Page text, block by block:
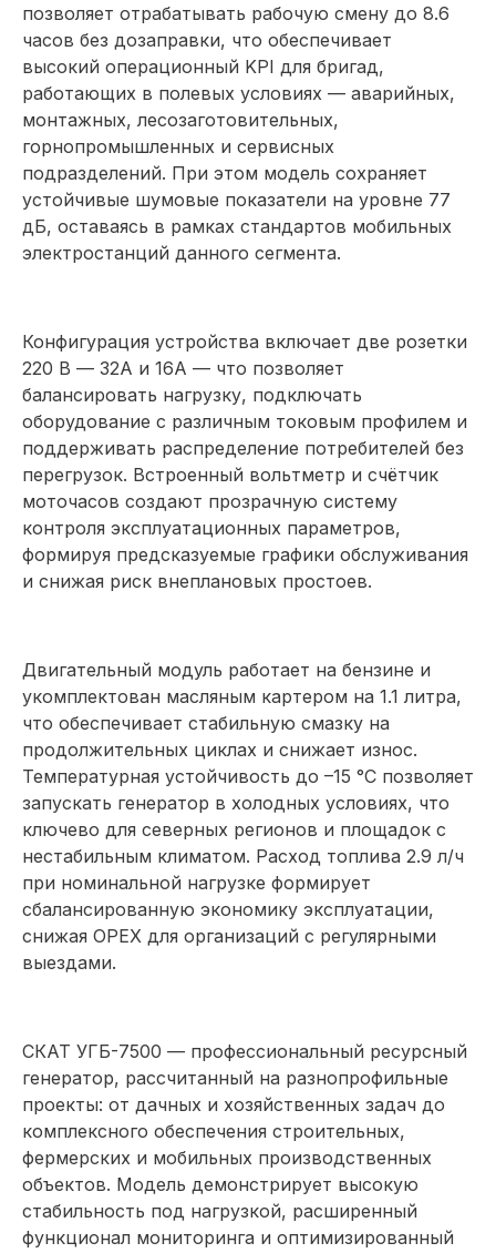
позволяет отрабатывать рабочую смену до 8.6
часов без дозаправки, что обеспечивает
высокий операционный KPI для бригад,
работающих в полевых условиях — аварийных,
монтажных, лесозаготовительных,
горнопромышленных и сервисных
подразделений. При этом модель сохраняет
устойчивые шумовые показатели на уровне 77
дБ, оставаясь в рамках стандартов мобильных
электростанций данного сегмента.
Конфигурация устройства включает две розетки
220 В — 32А и 16А — что позволяет
балансировать нагрузку, подключать
оборудование с различным токовым профилем и
поддерживать распределение потребителей без
перегрузок. Встроенный вольтметр и счётчик
моточасов создают прозрачную систему
контроля эксплуатационных параметров,
формируя предсказуемые графики обслуживания
и снижая риск внеплановых простоев.
Двигательный модуль работает на бензине и
укомплектован масляным картером на 1.1 литра,
что обеспечивает стабильную смазку на
продолжительных циклах и снижает износ.
Температурная устойчивость до –15 °C позволяет
запускать генератор в холодных условиях, что
ключево для северных регионов и площадок с
нестабильным климатом. Расход топлива 2.9 л/ч
при номинальной нагрузке формирует
сбалансированную экономику эксплуатации,
снижая OPEX для организаций с регулярными
выездами.
СКАТ УГБ-7500 — профессиональный ресурсный
генератор, рассчитанный на разнопрофильные
проекты: от дачных и хозяйственных задач до
комплексного обеспечения строительных,
фермерских и мобильных производственных
объектов. Модель демонстрирует высокую
стабильность под нагрузкой, расширенный
функционал мониторинга и оптимизированный